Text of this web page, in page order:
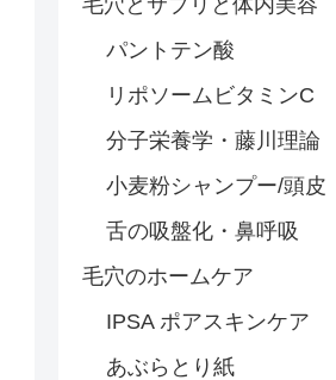
パントテン酸
リポソームビタミンC
分子栄養学・藤川理論
小麦粉シャンプー/頭皮
舌の吸盤化・鼻呼吸
毛穴のホームケア
IPSA ポアスキンケア
あぶらとり紙